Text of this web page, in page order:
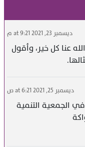
ديسمبر 23, 2021 at 9:21 م
عنا كل خير، وأقول
ديسمبر 25, 2021 at 6:21 ص
الجمعية التنمية